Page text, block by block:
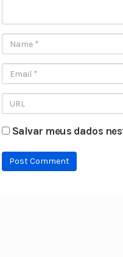
Salvar meus dados